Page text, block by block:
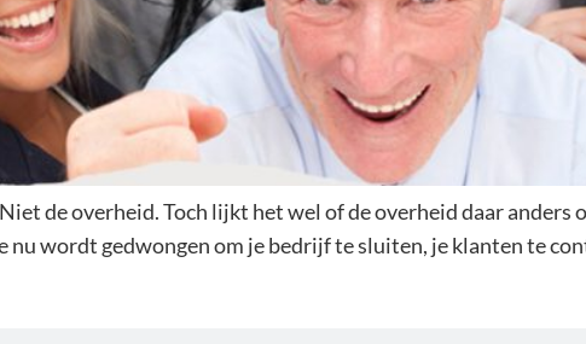
de overheid. Toch lijkt het wel of de overheid daar
nu wordt gedwongen om je bedrijf te sluiten, je klanten te